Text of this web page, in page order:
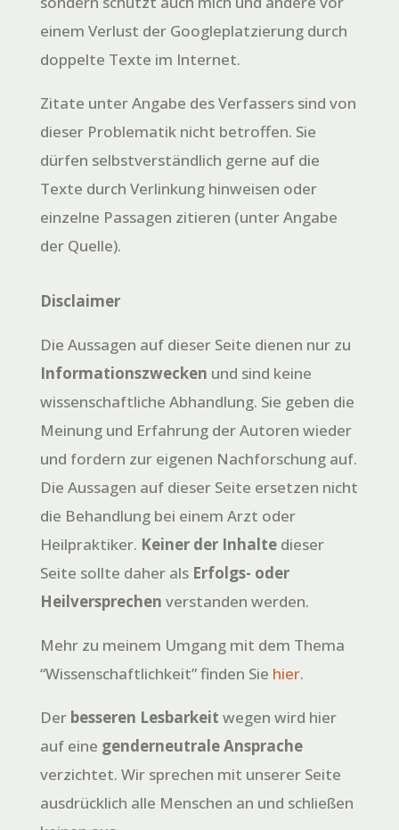
einem Verlust der Googleplatzierung durch
doppelte Texte im Internet.
Zitate unter Angabe des Verfassers sind von
dieser Problematik nicht betroffen. Sie
dürfen selbstverständlich gerne auf die
Texte durch Verlinkung hinweisen oder
einzelne Passagen zitieren (unter Angabe
der Quelle).
Disclaimer
Die Aussagen auf dieser Seite dienen nur zu
Informationszwecken und sind keine
wissenschaftliche Abhandlung. Sie geben die
Meinung und Erfahrung der Autoren wieder
und fordern zur eigenen Nachforschung auf.
Die Aussagen auf dieser Seite ersetzen nicht
die Behandlung bei einem Arzt oder
Heilpraktiker. Keiner der Inhaltedieser
Seite sollte daher als Erfolgs- oder
Heilversprechen verstanden werden.
Mehr zu meinem Umgang mit dem Thema
“Wissenschaftlichkeit” finden Sie hier.
Der besseren Lesbarkeit wegen wird hier
auf eine genderneutrale Ansprache
verzichtet. Wir sprechen mit unserer Seite
ausdrücklich alle Menschen an und schließen